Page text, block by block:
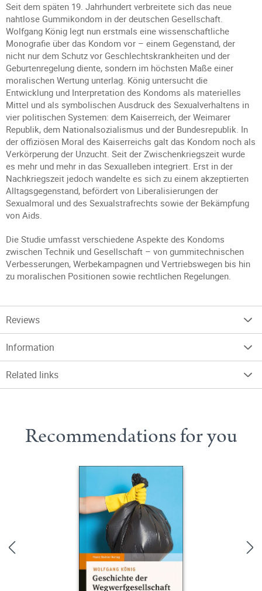
Seit dem späten 19. Jahrhundert verbreitete sich das neue
nahtlose Gummikondom in der deutschen Gesellschaft.
Wolfgang König legt nun erstmals eine wissenschaftliche
Monografie über das Kondom vor – einem Gegenstand, der
nicht nur dem Schutz vor Geschlechtskrankheiten und der
Geburtenregelung diente, sondern im höchsten Maße einer
moralischen Wertung unterlag. König untersucht die
Entwicklung und Interpretation des Kondoms als materielles
Mittel und als symbolischen Ausdruck des Sexualverhaltens in
vier politischen Systemen: dem Kaiserreich, der Weimarer
Republik, dem Nationalsozialismus und der Bundesrepublik. In
der offiziösen Moral des Kaiserreichs galt das Kondom noch als
Verkörperung der Unzucht. Seit der Zwischenkriegszeit wurde
es mehr und mehr in das Sexualleben integriert. Erst in der
Nachkriegszeit jedoch wandelte es sich zu einem akzeptierten
Alltagsgegenstand, befördert von Liberalisierungen der
Sexualmoral und des Sexualstrafrechts sowie der Bekämpfung
von Aids.
Die Studie umfasst verschiedene Aspekte des Kondoms
zwischen Technik und Gesellschaft – von gummitechnischen
Verbesserungen, Werbekampagnen und Vertriebswegen bis hin
zu moralischen Positionen sowie rechtlichen Regelungen.
Reviews
Information
Related links
Recommendations for you